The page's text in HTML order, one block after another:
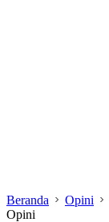
Beranda Opini
Opini